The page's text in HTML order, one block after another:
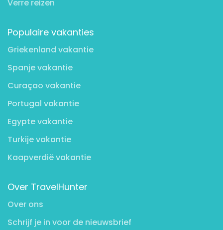
Verre reizen
Populaire vakanties
Griekenland vakantie
Spanje vakantie
Curaçao vakantie
Portugal vakantie
Egypte vakantie
Turkije vakantie
Kaapverdië vakantie
Over TravelHunter
Over ons
Schrijf je in voor de nieuwsbrief